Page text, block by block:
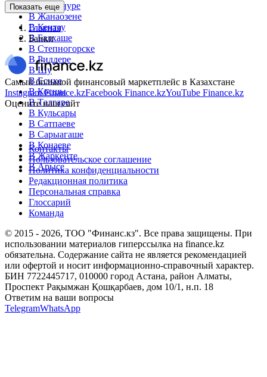
В Байконуре
В Жанаозене
В Кентау
В Балхаше
В Степногорске
В Риддере
В Шу
В Есике
В Косшы
В Талгаре
В Кульсары
В Сатпаеве
В Сарыагаше
В Конаеве
В Жаркенте
В Арысе
Показать еще
Главная
Банки
Самый большой финансовый маркетплейс в Казахстане
Instagram Finance.kzFacebook Finance.kzYouTube Finance.kz
Оцените наш сайт
Контакты
Пользовательское соглашение
Политика конфиденциальности
Редакционная политика
Персональная справка
Глоссарий
Команда
© 2015 - 2026, ТОО "Финанс.кз". Все права защищены. При
использовании материалов гиперссылка на finance.kz
обязательна. Содержание сайта не является рекомендацией
или офертой и носит информационно-справочный характер.
БИН 7722445717, 010000 город Астана, район Алматы,
Проспект Рақымжан Қошқарбаев, дом 10/1, н.п. 18
Ответим на ваши вопросы
TelegramWhatsApp